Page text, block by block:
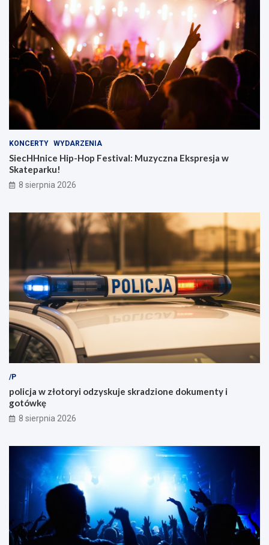
KONCERTY WYDARZENIA
SiecHHnice Hip-Hop Festival: Muzyczna Ekspresja w
Skateparku!
8 sierpnia 2026
/P
policja w złotoryi odzyskuje skradzione dokumenty i
gotówkę
8 sierpnia 2026